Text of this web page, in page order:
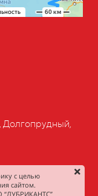
Долгопрудный,
с целью
сайтом.
“ЛУБРИКАНТС”